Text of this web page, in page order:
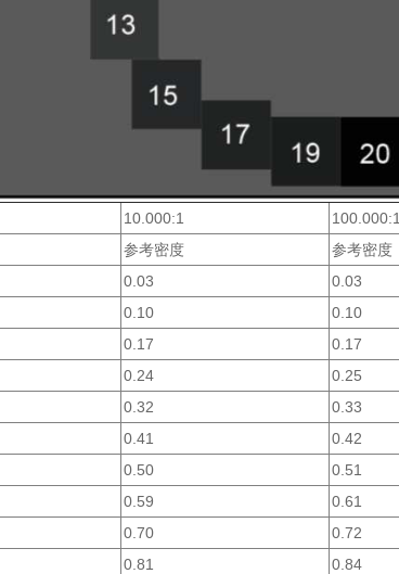
10.000:1 100.000:1
参考密度
参考密度
0.03 0.03
0.10 0.10
0.17 0.17
0.24 0.25
0.32 0.33
0.41 0.42
0.50 0.51
0.59 0.61
0.70 0.72
0.81 0.84